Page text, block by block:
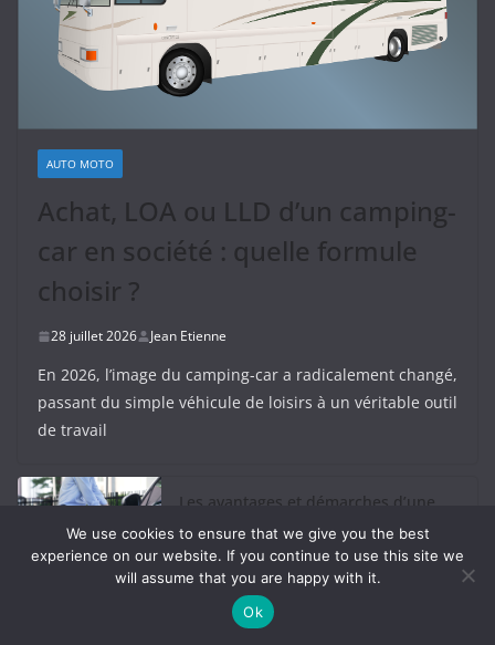
AUTO MOTO
Achat, LOA ou LLD d’un camping-
car en société : quelle formule
choisir ?
28 juillet 2026 Jean Etienne
En 2026, l’image du camping-car a radicalement changé,
passant du simple véhicule de loisirs à un véritable outil
de travail
Les avantages et démarches d’une
voiture électrique pour l’entreprise
7 juin 2026
Exigence légale de la boîte d’ampoule
We use cookies to ensure that we give you the best
experience on our website. If you continue to use this site we
will assume that you are happy with it.
Ok